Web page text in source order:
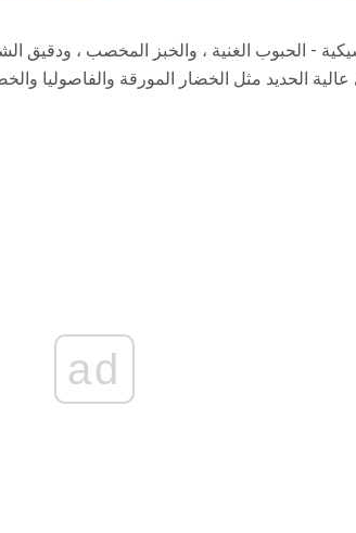
- الحبوب الغنية ، والخبز المخصب ، ودقيق
الحديد مثل الخضار المورقة والفاصوليا
ad